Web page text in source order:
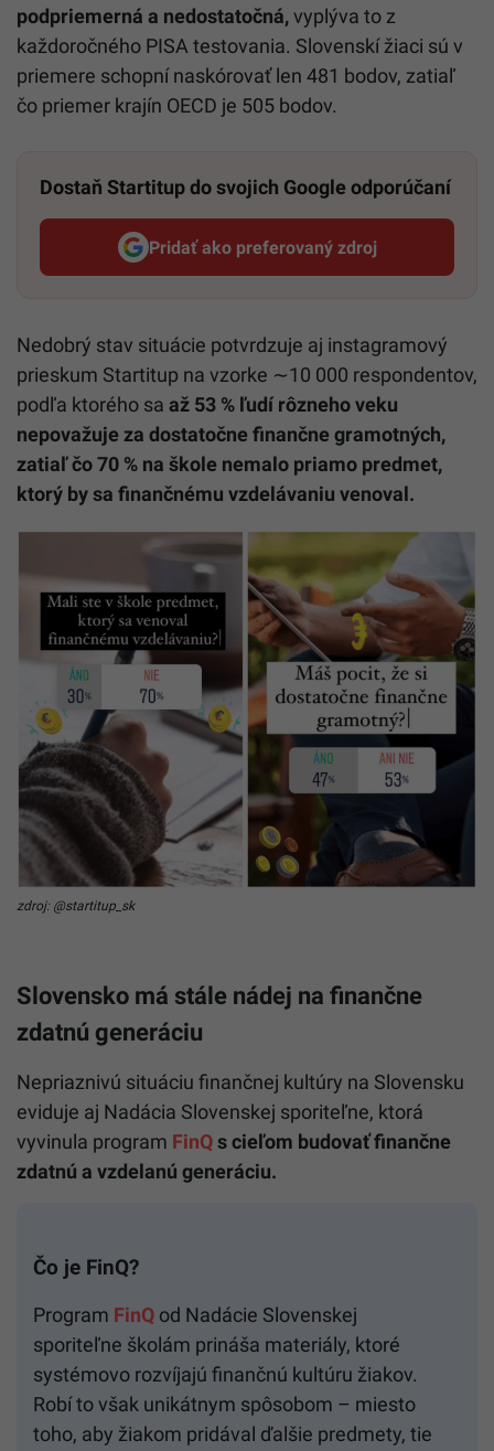
podpriemerná a nedostatočná,vyplýva to z
každoročného PISA testovania. Slovenskí žiaci sú v
priemere schopní naskórovať len 481 bodov, zatiaľ
čo priemer krajín OECD je 505 bodov.
Dostaň Startitup do svojich Google odporúčaní
Pridať ako preferovaný zdroj
Startitup, odkaz sa otvorí v
Nedobrý stav situácie potvrdzuje aj instagramový
prieskum Startitup na vzorke ∼10 000 respondentov,
podľa ktorého sa až 53 % ľudí rôzneho veku
nepovažuje za dostatočne finančne gramotných,
zatiaľ čo 70 % na škole nemalo priamo predmet,
ktorý by sa finančnému vzdelávaniu venoval.
zdroj: @startitup_sk
Slovensko má stále nádej na finančne
zdatnú generáciu
Nepriaznivú situáciu finančnej kultúry na Slovensku
eviduje aj Nadácia Slovenskej sporiteľne, ktorá
vyvinula program FinQs cieľom budovať finančne
zdatnú a vzdelanú generáciu.
Čo je FinQ?
Program FinQ od Nadácie Slovenskej
sporiteľne školám prináša materiály, ktoré
systémovo rozvíjajú finančnú kultúru žiakov.
Robí to však unikátnym spôsobom – miesto
toho, aby žiakom pridával ďalšie predmety, tie